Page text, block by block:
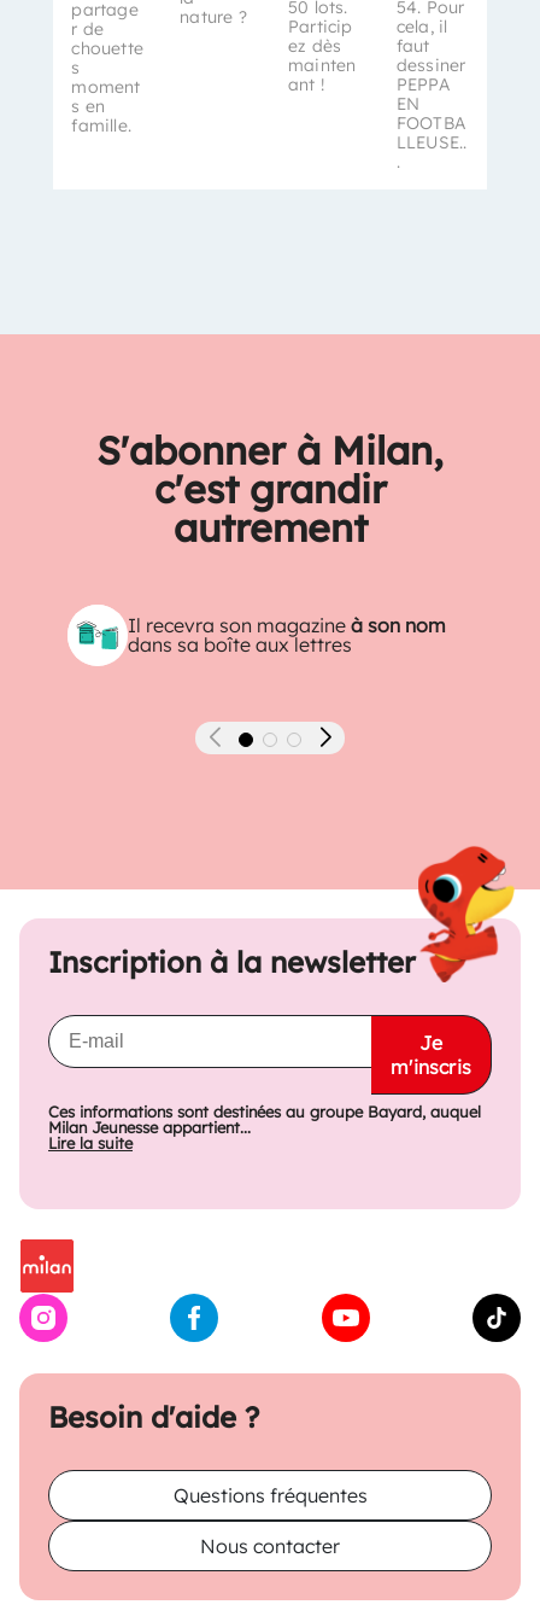
partage
r de
chouette
s
moment
s en
famille.
nature ?
50 lots.
Particip
ez dès
mainten
ant !
54. Pour
cela, il
faut
dessiner
PEPPA
EN
FOOTBA
LLEUSE..
.
S'abonner à Milan,
c'est grandir
autrement
Il recevra son magazineà son nom
dans sa boîte aux lettres
Précédent Suivant
Besoin d'aide ?
Questions fréquentes
Nous contacter
Inscription à la newsletter
Je
m'inscris
Ces informations sont destinées au groupe Bayard, auquel
Milan Jeunesse appartient...
Lire la suite